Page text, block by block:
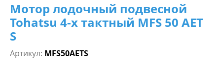
Мотор лодочный подвесной
Tohatsu 4-х тактный MFS 50 AET
S
Артикул: MFS50AETS